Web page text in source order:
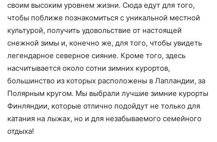
своим высоким уровнем жизни. Сюда едут для того,
чтобы поближе познакомиться с уникальной местной
культурой, получить удовольствие от настоящей
снежной зимы и, конечно же, для того, чтобы увидеть
легендарное северное сияние. Кроме того, здесь
насчитывается около сотни зимних курортов,
большинство из которых расположены в Лапландии, за
Полярным кругом. Мы выбрали лучшие зимние курорты
Финляндии, которые отлично подойдут не только для
катания на лыжах, но и для незабываемого семейного
отдыха!